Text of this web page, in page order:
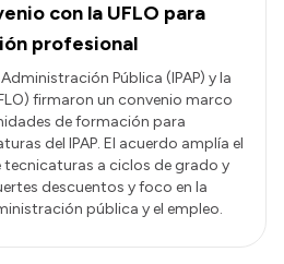
con la UFLO para
profesional
Pública (IPAP) y la
firmaron un convenio marco
de formación para
del IPAP. El acuerdo amplía el
tecnicaturas a ciclos de grado y
descuentos y foco en la
pública y el empleo.